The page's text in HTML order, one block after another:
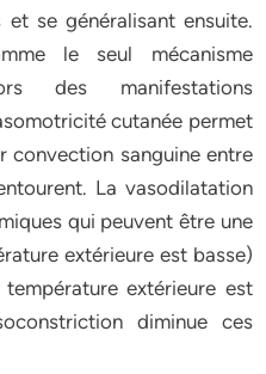
et se généralisant ensuite.
le seul mécanisme
des manifestations
cutanée permet
convection sanguine entre
La vasodilatation
qui peuvent être une
extérieure est basse)
extérieure est
diminue ces